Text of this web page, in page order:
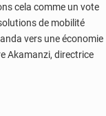
cela comme un vote
de mobilité
vers une économie
Akamanzi, directrice